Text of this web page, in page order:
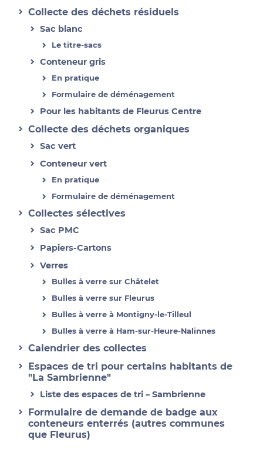
Collecte des déchets résiduels
Sac blanc
Le titre-sacs
Conteneur gris
En pratique
Formulaire de déménagement
Pour les habitants de Fleurus Centre
Collecte des déchets organiques
Sac vert
Conteneur vert
En pratique
Formulaire de déménagement
Collectes sélectives
Sac PMC
Papiers-Cartons
Verres
Bulles à verre sur Châtelet
Bulles à verre sur Fleurus
Bulles à verre à Montigny-le-Tilleul
Bulles à verre à Ham-sur-Heure-Nalinnes
Calendrier des collectes
Espaces de tri pour certains habitants de
"La Sambrienne"
Liste des espaces de tri – Sambrienne
Formulaire de demande de badge aux
conteneurs enterrés (autres communes
que Fleurus)